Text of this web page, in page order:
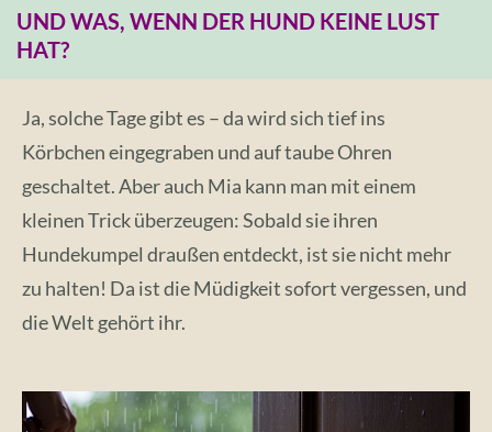
UND WAS, WENN DER HUND KEINE LUST
HAT?
Ja, solche Tage gibt es – da wird sich tief ins
Körbchen eingegraben und auf taube Ohren
geschaltet. Aber auch Mia kann man mit einem
kleinen Trick überzeugen: Sobald sie ihren
Hundekumpel draußen entdeckt, ist sie nicht mehr
zu halten! Da ist die Müdigkeit sofort vergessen, und
die Welt gehört ihr.